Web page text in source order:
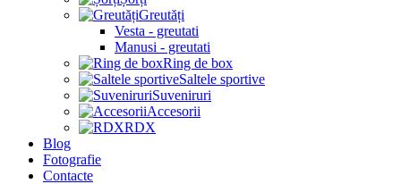
Greutăți
Vesta - greutati
Manusi - greutati
Ring de box
Saltele sportive
Suveniruri
Accesorii
RDX
Blog
Fotografie
Contacte